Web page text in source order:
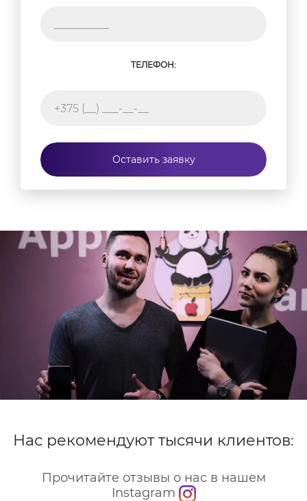
ТЕЛЕФОН:
Оставить заявку
Нас рекомендуют тысячи клиентов:
Прочитайте отзывы о нас в нашем
Instagram